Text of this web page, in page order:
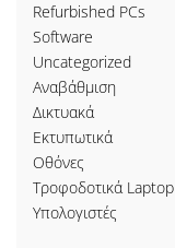
Refurbished PCs
Software
Uncategorized
Αναβάθμιση
Δικτυακά
Εκτυπωτικά
Οθόνες
Τροφοδοτικά Laptop
Υπολογιστές